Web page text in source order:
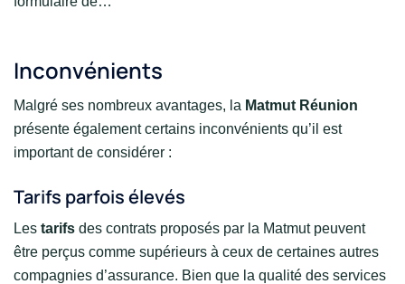
Inconvénients
Malgré ses nombreux avantages, la Matmut Réunion
présente également certains inconvénients qu’il est
important de considérer :
Tarifs parfois élevés
Les tarifs des contrats proposés par la Matmut peuvent
être perçus comme supérieurs à ceux de certaines autres
compagnies d’assurance. Bien que la qualité des services